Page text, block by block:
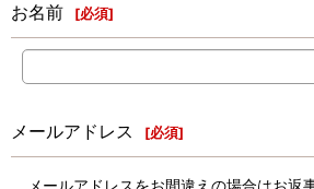
お名前 [必須]
メールアドレス [必須]
メールアドレスをお間違えの場合はお返